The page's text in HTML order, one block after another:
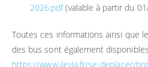
2026.pdf(valable à partir du
Toutes ces informations ainsi que
des bus sont également
https://www.ilevia.fr/se-deplacer/